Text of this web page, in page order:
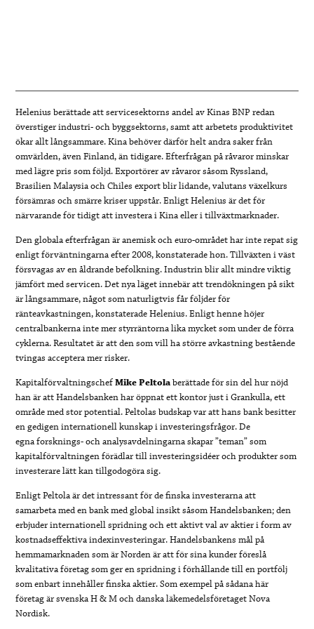
Helenius berättade att servicesektorns andel av Kinas BNP redan
överstiger industri- och byggsektorns, samt att arbetets produktivitet
ökar allt långsammare. Kina behöver därför helt andra saker från
omvärlden, även Finland, än tidigare. Efterfrågan på råvaror minskar
med lägre pris som följd. Exportörer av råvaror såsom Ryssland,
Brasilien Malaysia och Chiles export blir lidande, valutans växelkurs
försämras och smärre kriser uppstår. Enligt Helenius är det för
närvarande för tidigt att investera i Kina eller i tillväxtmarknader.
Den globala efterfrågan är anemisk och euro-området har inte repat sig
enligt förväntningarna efter 2008, konstaterade hon. Tillväxten i väst
försvagas av en åldrande befolkning. Industrin blir allt mindre viktig
jämfört med servicen. Det nya läget innebär att trendökningen på sikt
är långsammare, något som naturligtvis får följder för
ränteavkastningen, konstaterade Helenius. Enligt henne höjer
centralbankerna inte mer styrräntorna lika mycket som under de förra
cyklerna. Resultatet är att den som vill ha större avkastning bestående
tvingas acceptera mer risker.
KapitalförvaltningschefMike Peltolaberättade för sin del hur nöjd
han är att Handelsbanken har öppnat ett kontor just i Grankulla, ett
område med stor potential. Peltolas budskap var att hans bank besitter
en gedigen internationell kunskap i investeringsfrågor. De
egna forsknings- och analysavdelningarna skapar ”teman” som
kapitalförvaltningen förädlar till investeringsidéer och produkter som
investerare lätt kan tillgodogöra sig.
Enligt Peltola är det intressant för de finska investerarna att
samarbeta med en bank med global insikt såsom Handelsbanken; den
erbjuder internationell spridning och ett aktivt val av aktier i form av
kostnadseffektiva indexinvesteringar. Handelsbankens mål på
hemmamarknaden som är Norden är att för sina kunder föreslå
kvalitativa företag som ger en spridning i förhållande till en portfölj
som enbart innehåller finska aktier. Som exempel på sådana här
företag är svenska H & M och danska läkemedelsföretaget Nova
Nordisk.